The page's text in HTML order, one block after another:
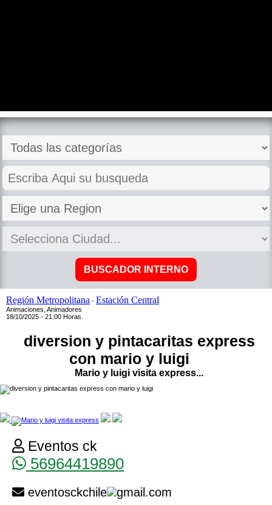
Región Metropolitana - Estación Central
Animaciones, Animadores
18/10/2025 - 21:00 Horas.
diversion y pintacaritas express
con mario y luigi
Mario y luigi visita express...
Eventos ck
56964419890
eventosckchile
gmail.com